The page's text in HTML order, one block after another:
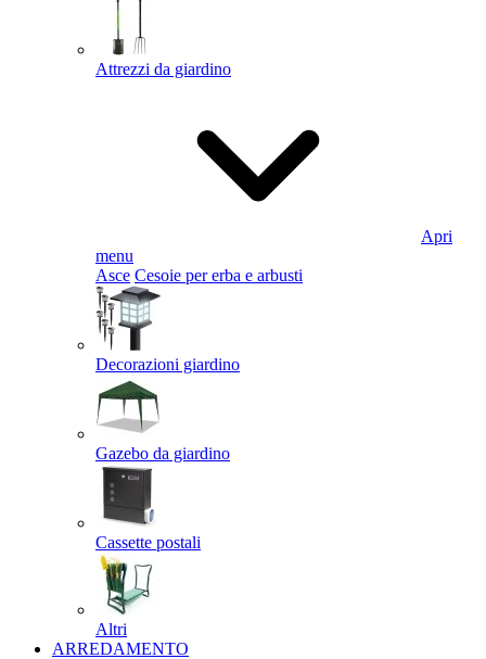
Attrezzi da giardino
Apri
menu
Asce Cesoie per erba e arbusti
Decorazioni giardino
Gazebo da giardino
Cassette postali
Altri
ARREDAMENTO